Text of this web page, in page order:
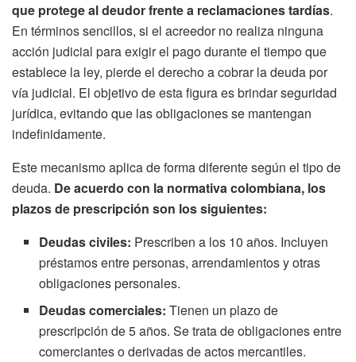
que protege al deudor frente a reclamaciones tardías.
En términos sencillos, si el acreedor no realiza ninguna
acción judicial para exigir el pago durante el tiempo que
establece la ley, pierde el derecho a cobrar la deuda por
vía judicial. El objetivo de esta figura es brindar seguridad
jurídica, evitando que las obligaciones se mantengan
indefinidamente.
Este mecanismo aplica de forma diferente según el tipo de
deuda. De acuerdo con la normativa colombiana, los
plazos de prescripción son los siguientes:
Deudas civiles: Prescriben a los 10 años. Incluyen
préstamos entre personas, arrendamientos y otras
obligaciones personales.
Deudas comerciales: Tienen un plazo de
prescripción de 5 años. Se trata de obligaciones entre
comerciantes o derivadas de actos mercantiles.